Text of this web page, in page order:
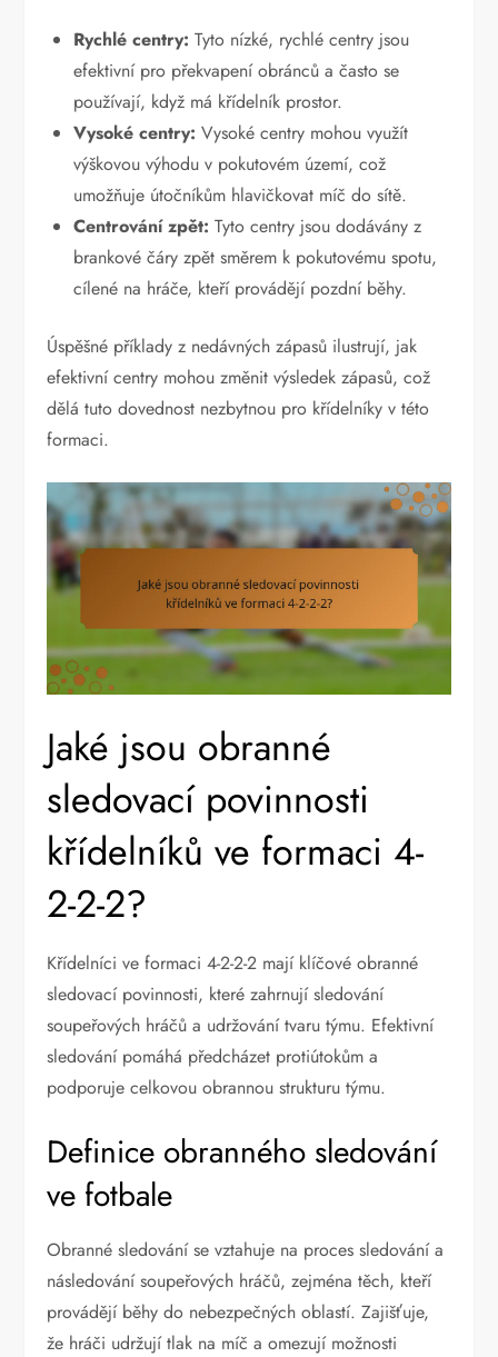
Rychlé centry: Tyto nízké, rychlé centry jsou
efektivní pro překvapení obránců a často se
používají, když má křídelník prostor.
Vysoké centry: Vysoké centry mohou využít
výškovou výhodu v pokutovém území, což
umožňuje útočníkům hlavičkovat míč do sítě.
Centrování zpět: Tyto centry jsou dodávány z
brankové čáry zpět směrem k pokutovému spotu,
cílené na hráče, kteří provádějí pozdní běhy.
Úspěšné příklady z nedávných zápasů ilustrují, jak
efektivní centry mohou změnit výsledek zápasů, což
dělá tuto dovednost nezbytnou pro křídelníky v této
formaci.
Jaké jsou obranné
sledovací povinnosti
křídelníků ve formaci 4-
2-2-2?
Křídelníci ve formaci 4-2-2-2 mají klíčové obranné
sledovací povinnosti, které zahrnují sledování
soupeřových hráčů a udržování tvaru týmu. Efektivní
sledování pomáhá předcházet protiútokům a
podporuje celkovou obrannou strukturu týmu.
Definice obranného sledování
ve fotbale
Obranné sledování se vztahuje na proces sledování a
následování soupeřových hráčů, zejména těch, kteří
provádějí běhy do nebezpečných oblastí. Zajišťuje,
že hráči udržují tlak na míč a omezují možnosti